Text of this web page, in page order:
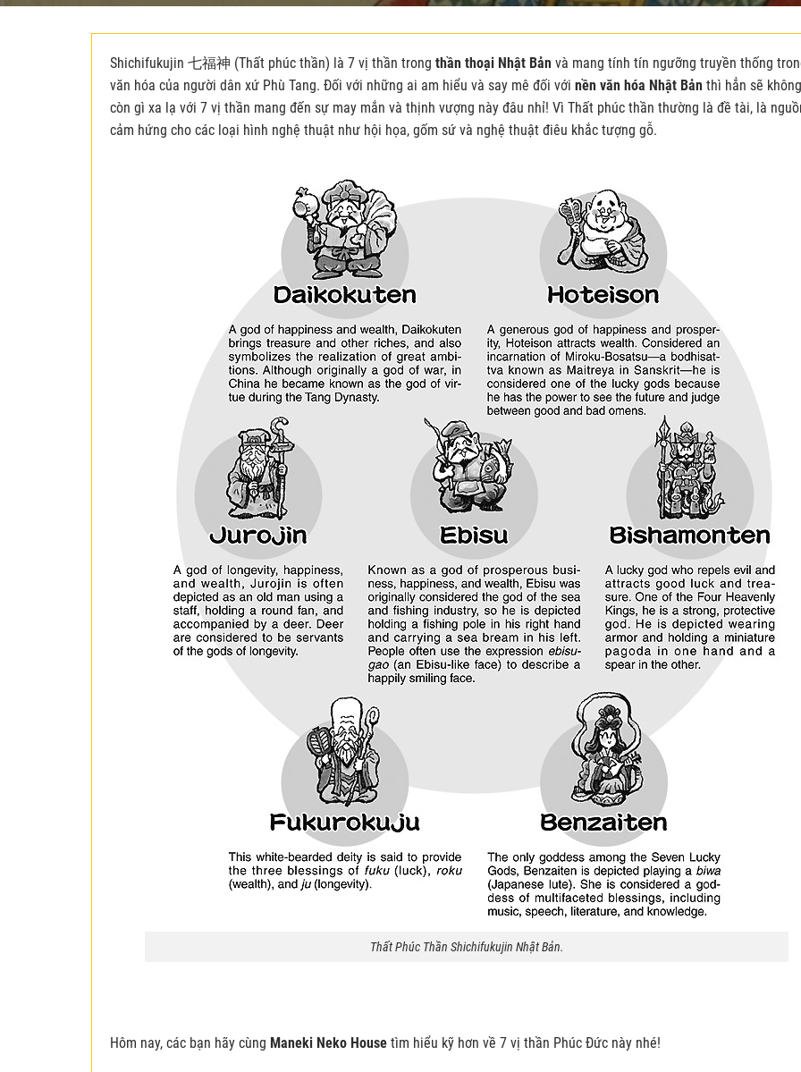
Shichifukujin 七福神 (Thất phúc thần) là 7 vị thần trong thần thoại Nhật Bản và mang tính tín ngưỡng truyền thống
văn hóa của người dân xứ Phù Tang. Đối với những ai am hiểu và say mê đối với nền văn hóa Nhật Bản thì hẳn sẽ không
còn gì xa lạ với 7 vị thần mang đến sự may mắn và thịnh vượng này đâu nhỉ! Vì Thất phúc thần thường là đề tài, là
cảm hứng cho các loại hình nghệ thuật như hội họa, gốm sứ và nghệ thuật điêu khắc tượng gỗ.
Thất Phúc Thần Shichifukujin Nhật Bản.
Hôm nay, các bạn hãy cùng Maneki Neko House tìm hiểu kỹ hơn về 7 vị thần Phúc Đức này nhé!